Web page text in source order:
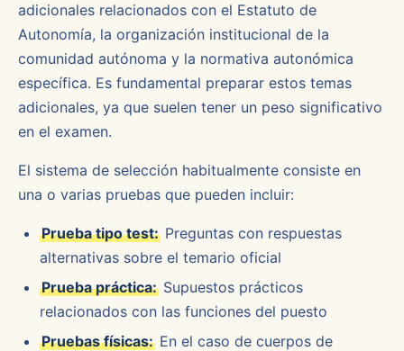
adicionales relacionados con el Estatuto de
Autonomía, la organización institucional de la
comunidad autónoma y la normativa autonómica
específica. Es fundamental preparar estos temas
adicionales, ya que suelen tener un peso significativo
en el examen.
El sistema de selección habitualmente consiste en
una o varias pruebas que pueden incluir:
Prueba tipo test: Preguntas con respuestas
alternativas sobre el temario oficial
Prueba práctica: Supuestos prácticos
relacionados con las funciones del puesto
Pruebas físicas: En el caso de cuerpos de